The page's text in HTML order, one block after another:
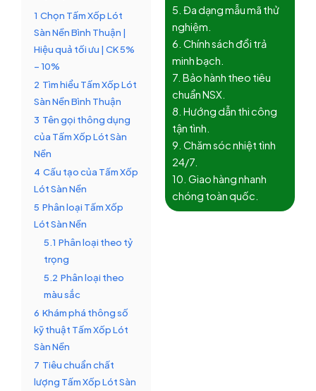
1 Chọn Tấm Xốp Lót
Sàn Nền Bình Thuận |
Hiệu quả tối ưu | CK 5%
– 10%
2 Tìm hiểu Tấm Xốp Lót
Sàn Nền Bình Thuận
3 Tên gọi thông dụng
của Tấm Xốp Lót Sàn
Nền
4 Cấu tạo của Tấm Xốp
Lót Sàn Nền
5 Phân loại Tấm Xốp
Lót Sàn Nền
5.1 Phân loại theo tỷ
trọng
5.2 Phân loại theo
màu sắc
6 Khám phá thông số
kỹ thuật Tấm Xốp Lót
Sàn Nền
7 Tiêu chuẩn chất
lượng Tấm Xốp Lót Sàn
5. Đa dạng mẫu mã thử
nghiệm.
6. Chính sách đổi trả
minh bạch.
7. Bảo hành theo tiêu
chuẩn NSX.
8. Hướng dẫn thi công
tận tình.
9. Chăm sóc nhiệt tình
24/7.
10. Giao hàng nhanh
chóng toàn quốc.